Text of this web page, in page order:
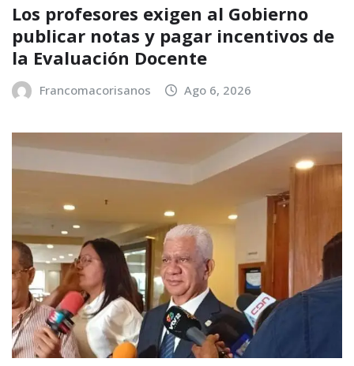
Los profesores exigen al Gobierno
publicar notas y pagar incentivos de
la Evaluación Docente
Francomacorisanos Ago 6, 2026